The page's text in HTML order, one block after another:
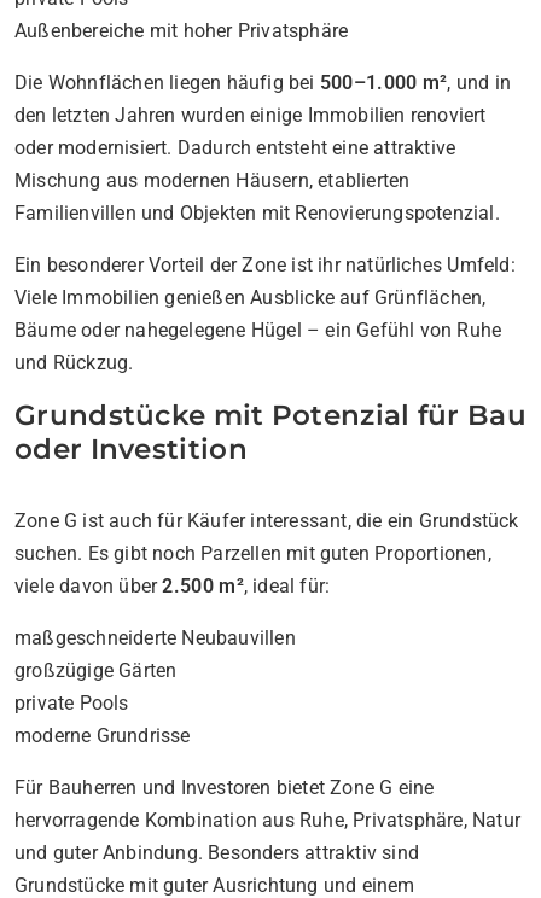
Außenbereiche mit hoher Privatsphäre
Die Wohnflächen liegen häufig bei 500–1.000 m², und in
den letzten Jahren wurden einige Immobilien renoviert
oder modernisiert. Dadurch entsteht eine attraktive
Mischung aus modernen Häusern, etablierten
Familienvillen und Objekten mit Renovierungspotenzial.
Ein besonderer Vorteil der Zone ist ihr natürliches Umfeld:
Viele Immobilien genießen Ausblicke auf Grünflächen,
Bäume oder nahegelegene Hügel – ein Gefühl von Ruhe
und Rückzug.
Grundstücke mit Potenzial für Bau
oder Investition
Zone G ist auch für Käufer interessant, die ein Grundstück
suchen. Es gibt noch Parzellen mit guten Proportionen,
viele davon über2.500 m², ideal für:
maßgeschneiderte Neubauvillen
großzügige Gärten
private Pools
moderne Grundrisse
Für Bauherren und Investoren bietet Zone G eine
hervorragende Kombination aus Ruhe, Privatsphäre, Natur
und guter Anbindung. Besonders attraktiv sind
Grundstücke mit guter Ausrichtung und einem